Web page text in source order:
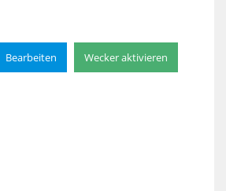
Bearbeiten Wecker aktivieren